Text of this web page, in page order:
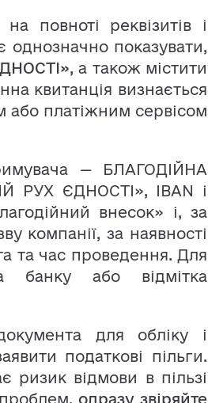
повноті реквізитів і
однозначно показувати,
, а також містити
квитанція визнається
платіжним сервісом
— БЛАГОДІЙНА
РУХ ЄДНОСТІ», IBAN і
внесок» і, за
компанії, за наявності
та час проведення. Для
банку або відмітка
для обліку і
податкові пільги.
ризик відмови в пільзі
одразу звіряйте